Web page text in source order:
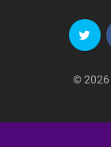
© 2026